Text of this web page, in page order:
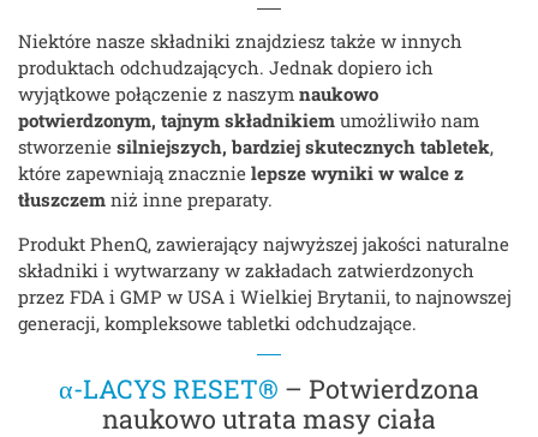
Niektóre nasze składniki znajdziesz także w innych
produktach odchudzających. Jednak dopiero ich
wyjątkowe połączenie z naszym naukowo
potwierdzonym, tajnym składnikiem umożliwiło nam
stworzenie silniejszych, bardziej skutecznych tabletek,
które zapewniają znacznie lepsze wyniki w walce z
tłuszczem niż inne preparaty.
Produkt PhenQ, zawierający najwyższej jakości naturalne
składniki i wytwarzany w zakładach zatwierdzonych
przez FDA i GMP w USA i Wielkiej Brytanii, to najnowszej
generacji, kompleksowe tabletki odchudzające.
α-LACYS RESET® – Potwierdzona
naukowo utrata masy ciała